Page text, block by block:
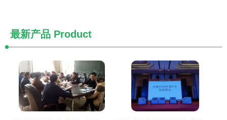
最新产品 Product